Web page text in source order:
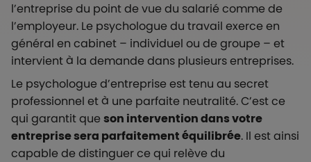
l’entreprise du point de vue du salarié comme de
l’employeur. Le psychologue du travail exerce en
général en cabinet – individuel ou de groupe – et
intervient à la demande dans plusieurs entreprises.
Le psychologue d’entreprise est tenu au secret
professionnel et à une parfaite neutralité. C’est ce
qui garantit queson intervention dans votre
entreprise sera parfaitement équilibrée. Il est ainsi
capable de distinguer ce qui relève du